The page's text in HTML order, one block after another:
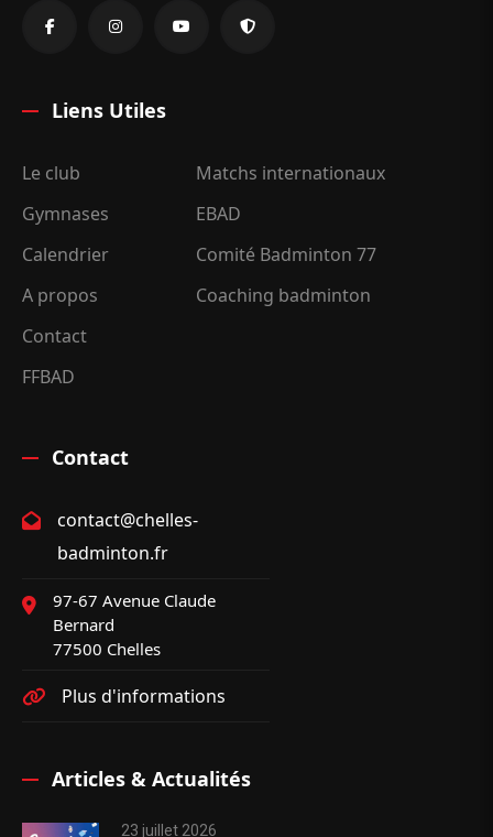
Liens Utiles
Le club
Gymnases
Calendrier
A propos
Contact
FFBAD
Matchs internationaux
EBAD
Comité Badminton 77
Coaching badminton
Contact
contact@chelles-
badminton.fr
97-67 Avenue Claude
Bernard
77500 Chelles
Plus d'informations
Articles & Actualités
23 juillet 2026